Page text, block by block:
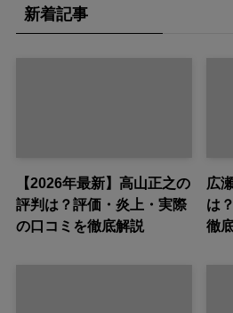
新着記事
【2026年最新】高山正之の
評判は？評価・炎上・実際
の口コミを徹底解説
広
は
徹